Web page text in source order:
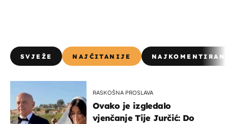
SVJEŽE NAJČITANIJE
RASKOŠNA PROSLAVA
Ovako je izgledalo
vjenčanje Tije Jurčić: Do